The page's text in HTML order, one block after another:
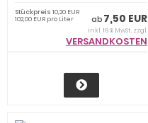
ab 7,50 EUR
Stückpreis 10,20 EUR
102,00 EUR pro Liter
inkl. 19 % MwSt. zzgl.
VERSANDKOSTEN